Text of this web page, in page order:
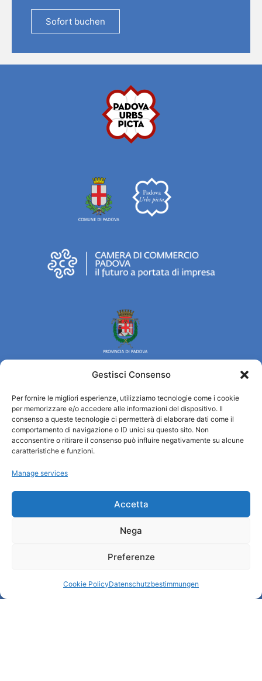
Gestisci Consenso
Per fornire le migliori esperienze, utilizziamo tecnologie come i cookie
per memorizzare e/o accedere alle informazioni del dispositivo. Il
consenso a queste tecnologie ci permetterà di elaborare dati come il
comportamento di navigazione o ID unici su questo sito. Non
acconsentire o ritirare il consenso può influire negativamente su alcune
caratteristiche e funzioni.
Manage services
Accetta
Nega
Preferenze
Cookie PolicyDatenschutzbestimmungen
Sofort buchen
Turismo Padova
Wer sind wir
Informationsbüro und touristenempfang / IAT
Cookie Policy (UE)
Nützliche Dienstleistungen